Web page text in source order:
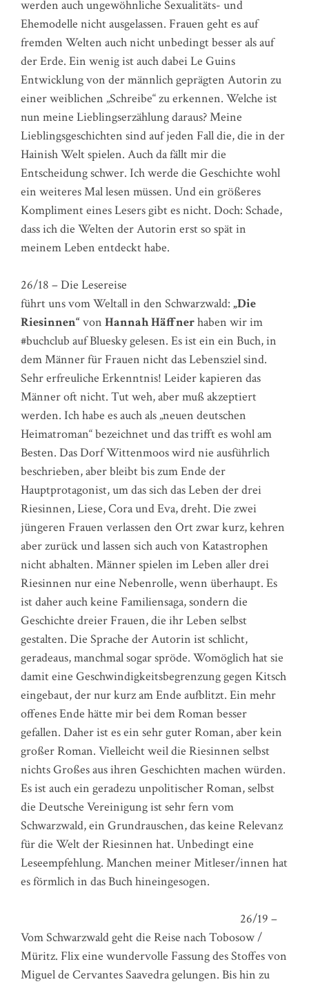
werden auch ungewöhnliche Sexualitäts- und
Ehemodelle nicht ausgelassen. Frauen geht es auf
fremden Welten auch nicht unbedingt besser als auf
der Erde. Ein wenig ist auch dabei Le Guins
Entwicklung von der männlich geprägten Autorin zu
einer weiblichen „Schreibe“ zu erkennen. Welche ist
nun meine Lieblingserzählung daraus? Meine
Lieblingsgeschichten sind auf jeden Fall die, die in der
Hainish Welt spielen. Auch da fällt mir die
Entscheidung schwer. Ich werde die Geschichte wohl
ein weiteres Mal lesen müssen. Und ein größeres
Kompliment eines Lesers gibt es nicht. Doch: Schade,
dass ich die Welten der Autorin erst so spät in
meinem Leben entdeckt habe.
26/18 – Die Lesereise
führt uns vom Weltall in den Schwarzwald: „Die
Riesinnen“ von Hannah Häffnerhaben wir im
#buchclub auf Bluesky gelesen. Es ist ein ein Buch, in
dem Männer für Frauen nicht das Lebensziel sind.
Sehr erfreuliche Erkenntnis! Leider kapieren das
Männer oft nicht. Tut weh, aber muß akzeptiert
werden. Ich habe es auch als „neuen deutschen
Heimatroman“ bezeichnet und das trifft es wohl am
Besten. Das Dorf Wittenmoos wird nie ausführlich
beschrieben, aber bleibt bis zum Ende der
Hauptprotagonist, um das sich das Leben der drei
Riesinnen, Liese, Cora und Eva, dreht. Die zwei
jüngeren Frauen verlassen den Ort zwar kurz, kehren
aber zurück und lassen sich auch von Katastrophen
nicht abhalten. Männer spielen im Leben aller drei
Riesinnen nur eine Nebenrolle, wenn überhaupt. Es
ist daher auch keine Familiensaga, sondern die
Geschichte dreier Frauen, die ihr Leben selbst
gestalten. Die Sprache der Autorin ist schlicht,
geradeaus, manchmal sogar spröde. Womöglich hat sie
damit eine Geschwindigkeitsbegrenzung gegen Kitsch
eingebaut, der nur kurz am Ende aufblitzt. Ein mehr
offenes Ende hätte mir bei dem Roman besser
gefallen. Daher ist es ein sehr guter Roman, aber kein
großer Roman. Vielleicht weil die Riesinnen selbst
nichts Großes aus ihren Geschichten machen würden.
Es ist auch ein geradezu unpolitischer Roman, selbst
die Deutsche Vereinigung ist sehr fern vom
Schwarzwald, ein Grundrauschen, das keine Relevanz
für die Welt der Riesinnen hat. Unbedingt eine
Leseempfehlung. Manchen meiner Mitleser/innen hat
es förmlich in das Buch hineingesogen.
26/19 –
Vom Schwarzwald geht die Reise nach Tobosow /
Müritz. Flix eine wundervolle Fassung des Stoffes von
Miguel de Cervantes Saavedra gelungen. Bis hin zu